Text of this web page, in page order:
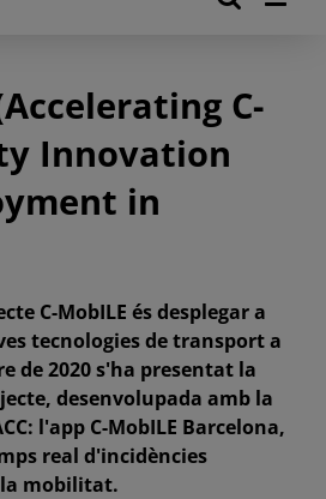
C-
Innovation
in
C-MobILE és desplegar a
tecnologies de transport a
de 2020 s'ha presentat la
desenvolupada amb la
l'app C-MobILE Barcelona,
real d'incidències
mobilitat.